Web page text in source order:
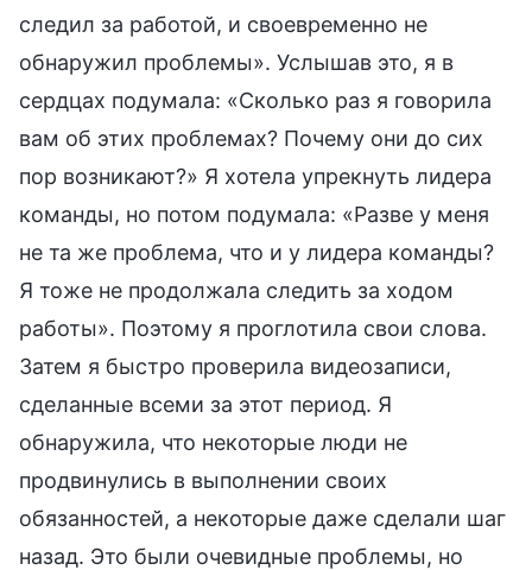
следил за работой, и своевременно не
обнаружил проблемы». Услышав это, я в
сердцах подумала: «Сколько раз я говорила
вам об этих проблемах? Почему они до сих
пор возникают?» Я хотела упрекнуть лидера
команды, но потом подумала: «Разве у меня
не та же проблема, что и у лидера команды?
Я тоже не продолжала следить за ходом
работы». Поэтому я проглотила свои слова.
Затем я быстро проверила видеозаписи,
сделанные всеми за этот период. Я
обнаружила, что некоторые люди не
продвинулись в выполнении своих
обязанностей, а некоторые даже сделали шаг
назад. Это были очевидные проблемы, но